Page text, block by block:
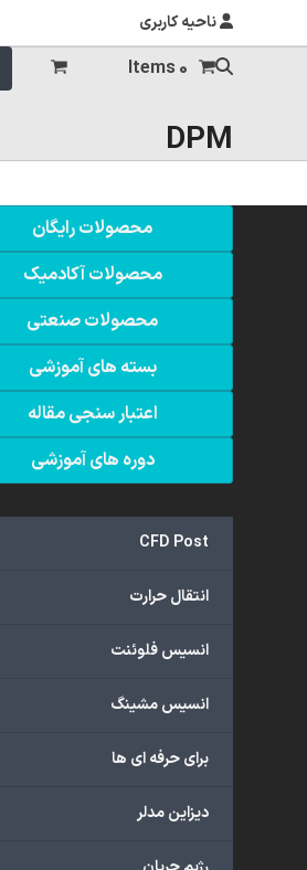
ناحیه کاربری
0 Items
DPM
محصولات رایگان
محصولات آکادمیک
محصولات صنعتی
بسته های آموزشی
اعتبار سنجی مقاله
دوره های آموزشی
CFD Post
انتقال حرارت
انسیس فلوئنت
انسیس مشینگ
برای حرفه ای ها
دیزاین مدلر